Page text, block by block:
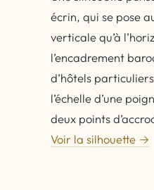
écrin, qui se pose
verticale qu’à
l’encadrement
d’hôtels
l’échelle d’une
deux points
Voir la silhouette →